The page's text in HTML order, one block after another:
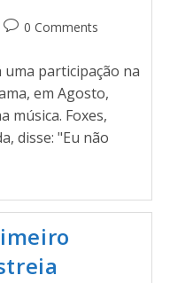
0 Comments
participação na
em Agosto,
música. Foxes,
disse: "Eu não